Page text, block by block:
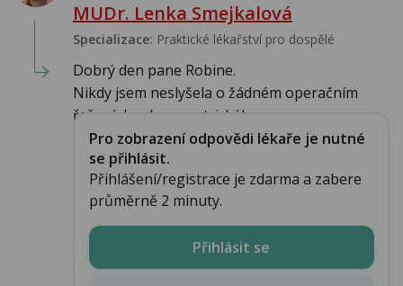
MUDr. Lenka Smejkalová
Specializace: Praktické lékařství pro dospělé
Dobrý den pane Robine.
Nikdy jsem neslyšela o žádném operačním
řešení duodenogastrického...
Pro zobrazení odpovědi lékaře je nutné
se přihlásit.
Přihlášení/registrace je zdarma a zabere
průměrně 2 minuty.
Přihlásit se